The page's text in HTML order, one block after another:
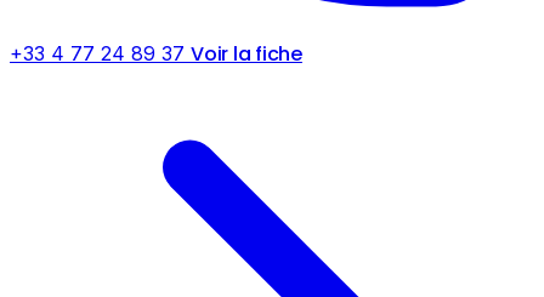
+33 4 77 24 89 37 Voir la fiche